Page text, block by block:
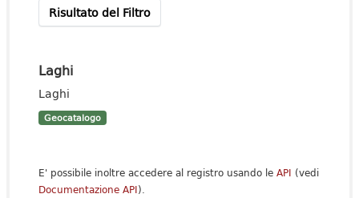
Risultato del Filtro
Laghi
Laghi
Geocatalogo
E' possibile inoltre accedere al registro usando le API (vedi
Documentazione API).